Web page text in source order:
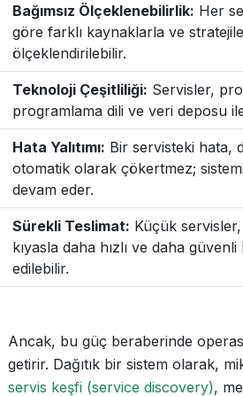
Bağımsız Ölçeklenebilirlik: Her
göre farklı kaynaklarla ve
ölçeklendirilebilir.
Teknoloji Çeşitliliği: Servisler,
programlama dili ve veri deposu
Hata Yalıtımı: Bir servisteki hata,
otomatik olarak çökertmez;
devam eder.
Sürekli Teslimat: Küçük
kıyasla daha hızlı ve daha
edilebilir.
Ancak, bu güç beraberinde
getirir. Dağıtık bir sistem olarak,
servis keşfi (service discovery),